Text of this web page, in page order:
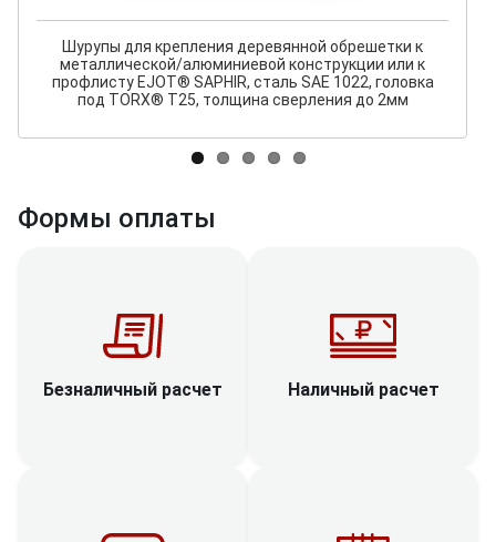
Шурупы для крепления деревянной обрешетки к
металлической/алюминиевой конструкции или к
профлисту EJOT® SAPHIR, сталь SAE 1022, головка
под TORX® T25, толщина сверления до 2мм
Формы оплаты
Безналичный расчет Наличный расчет